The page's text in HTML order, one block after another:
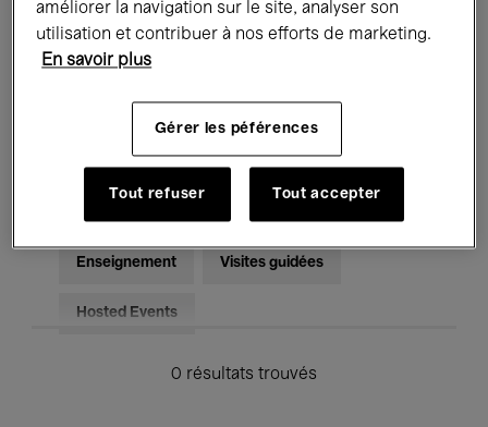
Rencontres & Débats Jazz
Musique électronique
Enseignement Visites guidées
Hosted Events
0 résultats trouvés
améliorer la navigation sur le site, analyser son
utilisation et contribuer à nos efforts de marketing.
En savoir plus
Gérer les péférences
Tout refuser Tout accepter